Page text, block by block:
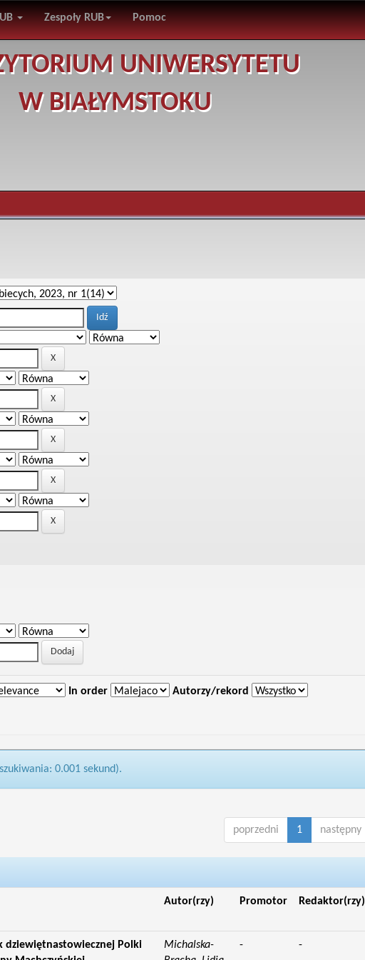
Zespoły RUB Pomoc
UNIWERSYTETU
W BIAŁYMSTOKU
In order Autorzy/rekord
0.001 sekund).
poprzedni 1 następny
Autor(rzy) Promotor Redaktor(rzy)
dziewiętnastowiecznej Polki
Michalska-
- -